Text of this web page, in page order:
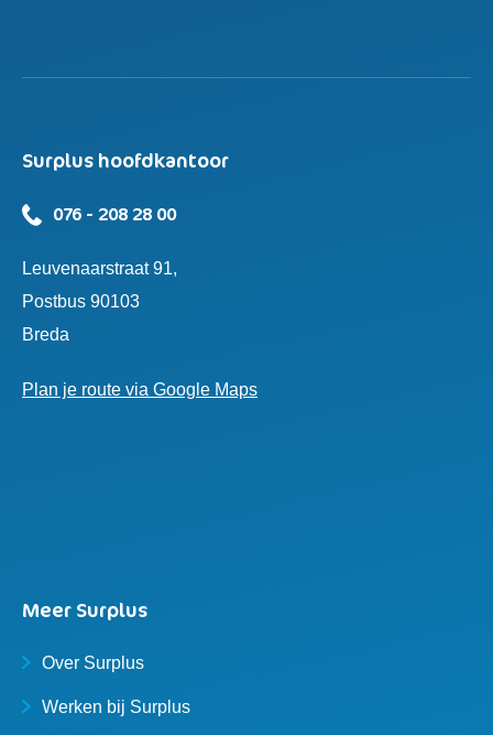
Surplus hoofdkantoor
076 - 208 28 00
Leuvenaarstraat 91,
Postbus 90103
Breda
Plan je route via Google Maps
Meer Surplus
Over Surplus
Werken bij Surplus